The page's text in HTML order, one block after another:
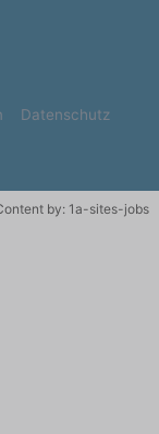
Datenschutz
by: 1a-sites-jobs